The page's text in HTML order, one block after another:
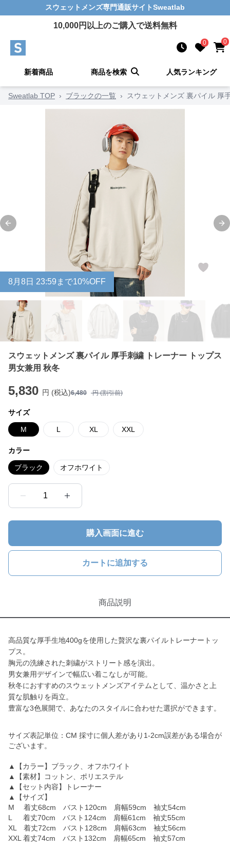
スウェットメンズ専門通販サイトSweatlab
10,000円以上のご購入で送料無料
0 0
新着商品 商品を検索 人気ランキング
Sweatlab TOP › ブラックの一覧 › スウェットメンズ 裏パイル 厚
Previous slide
8月 8日 23:59まで10%OFF
スウェットメンズ 裏パイル 厚手刺繍 トレーナー トップス
男女兼用 秋冬
5,830 円 (税込)6,480 円 (割引前)
サイズ
M L XL XXL
カラー
ブラック オフホワイト
1
購入画面に進む
カートに追加する
商品説明
高品質な厚手生地400gを使用した贅沢な裏パイルトレーナートッ
プス。
胸元の洗練された刺繍がストリート感を演出。
男女兼用デザインで幅広い着こなしが可能。
秋冬におすすめのスウェットメンズアイテムとして、温かさと上
質な肌触りを両立。
豊富な3色展開で、あなたのスタイルに合わせた選択ができます。
サイズ表記単位：CM 採寸に個人差があり1-2cm誤差がある場合が
ございます。
▲【カラー】ブラック、オフホワイト
▲【素材】コットン、ポリエステル
▲【セット内容】トレーナー
▲【サイズ】
M 着丈68cm バスト120cm 肩幅59cm 袖丈54cm
L 着丈70cm バスト124cm 肩幅61cm 袖丈55cm
XL 着丈72cm バスト128cm 肩幅63cm 袖丈56cm
XXL 着丈74cm バスト132cm 肩幅65cm 袖丈57cm